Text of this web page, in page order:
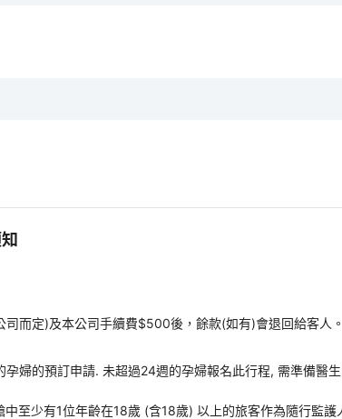
而定)及本公司手續費$500後，餘款(如有)會退回給客人。
婦的預訂申請. 未超過24週的孕婦報名此行程, 需準備醫
至少有1位年齡在18歲 (含18歲) 以上的旅客作為隨行監護